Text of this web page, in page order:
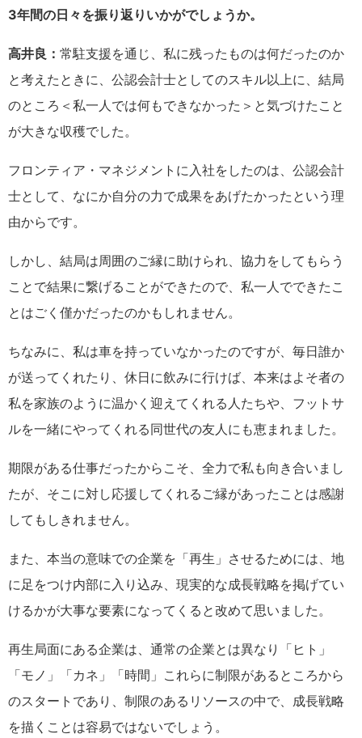
3年間の日々を振り返りいかがでしょうか。
高井良： 常駐支援を通じ、私に残ったものは何だったのか
と考えたときに、公認会計士としてのスキル以上に、結局
のところ＜私一人では何もできなかった＞と気づけたこと
が大きな収穫でした。
フロンティア・マネジメントに入社をしたのは、公認会計
士として、なにか自分の力で成果をあげたかったという理
由からです。
しかし、結局は周囲のご縁に助けられ、協力をしてもらう
ことで結果に繋げることができたので、私一人でできたこ
とはごく僅かだったのかもしれません。
ちなみに、私は車を持っていなかったのですが、毎日誰か
が送ってくれたり、休日に飲みに行けば、本来はよそ者の
私を家族のように温かく迎えてくれる人たちや、フットサ
ルを一緒にやってくれる同世代の友人にも恵まれました。
期限がある仕事だったからこそ、全力で私も向き合いまし
たが、そこに対し応援してくれるご縁があったことは感謝
してもしきれません。
また、本当の意味での企業を「再生」させるためには、 地
に足をつけ内部に入り込み、現実的な成長戦略を掲げてい
けるかが大事な要素になってくると改めて思いました。
再生局面にある企業は、通常の企業とは異なり「ヒト」
「モノ」「カネ」「時間」これらに制限があるところから
のスタートであり、制限のあるリソースの中で、成長戦略
を描くことは容易ではないでしょう。